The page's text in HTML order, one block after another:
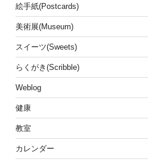
絵手紙(Postcards)
美術展(Museum)
スイーツ(Sweets)
らくがき(Scribble)
Weblog
健康
教室
カレンダー